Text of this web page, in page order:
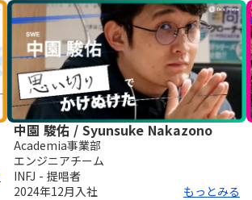
中園 駿佑 / Syunsuke Nakazono
Academia事業部
エンジニアチーム
INFJ - 提唱者
2024年12月入社 もっとみる